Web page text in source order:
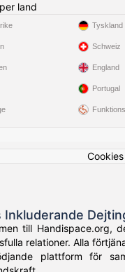
land
Tyskland
Schweiz
England
Portugal
Cookies
Inkluderande
till Handispace.org,
relationer. Alla
plattform för